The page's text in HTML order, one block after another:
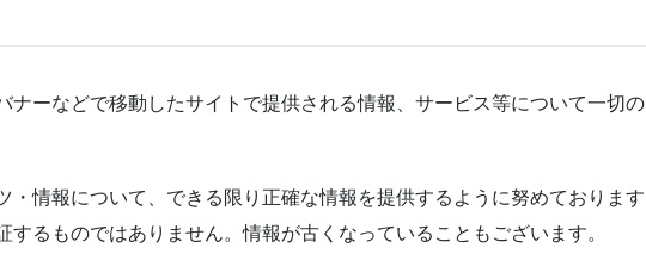
ナーなどで移動したサイトで提供される情報、サービス等について一切の
・情報について、できる限り正確な情報を提供するように努めております
するものではありません。情報が古くなっていることもございます。